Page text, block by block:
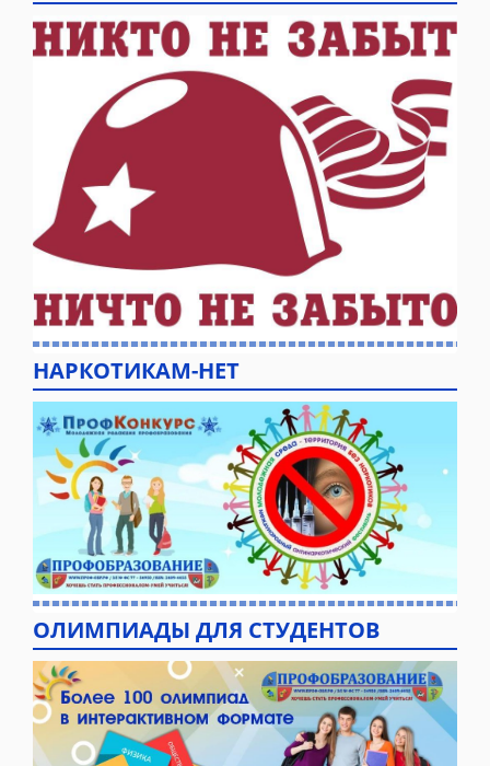
НАРКОТИКАМ-НЕТ
ОЛИМПИАДЫ ДЛЯ СТУДЕНТОВ